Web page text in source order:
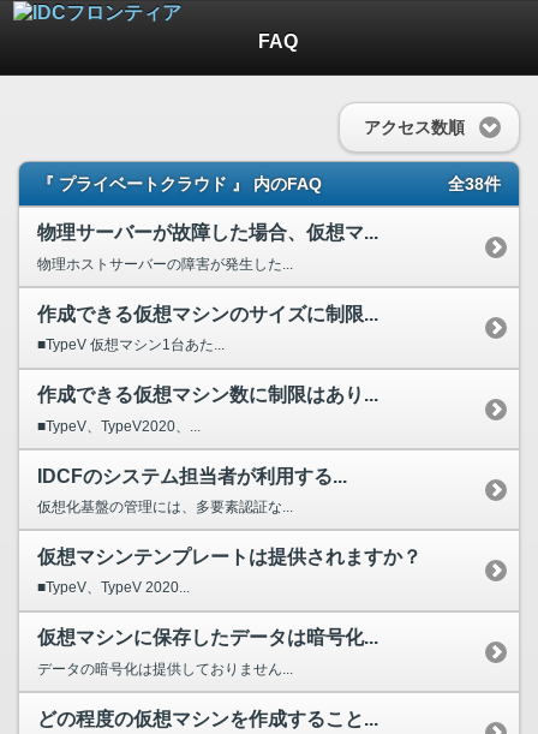
FAQ
アクセス数順
『 プライベートクラウド 』 内のFAQ 全38件
物理サーバーが故障した場合、仮想マ...
物理ホストサーバーの障害が発生した...
作成できる仮想マシンのサイズに制限...
■TypeV 仮想マシン1台あた...
作成できる仮想マシン数に制限はあり...
■TypeV、TypeV2020、...
IDCFのシステム担当者が利用する...
仮想化基盤の管理には、多要素認証な...
仮想マシンテンプレートは提供されますか？
■TypeV、TypeV 2020...
仮想マシンに保存したデータは暗号化...
データの暗号化は提供しておりません...
どの程度の仮想マシンを作成すること...